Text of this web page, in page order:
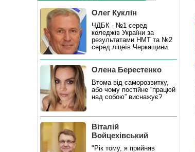
Олег Куклін
ЧДБК - №1 серед
коледжів України за
результатами НМТ та №2
серед ліцеїв Черкащини
Олена Берестенко
Втома від саморозвитку,
або чому постійне “працюй
над собою” виснажує?
Віталій
Войцехівський
"Рік тому, я прийняв